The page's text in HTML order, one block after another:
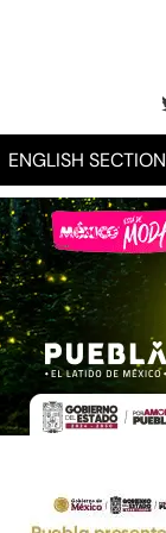
ENGLISH SECTION